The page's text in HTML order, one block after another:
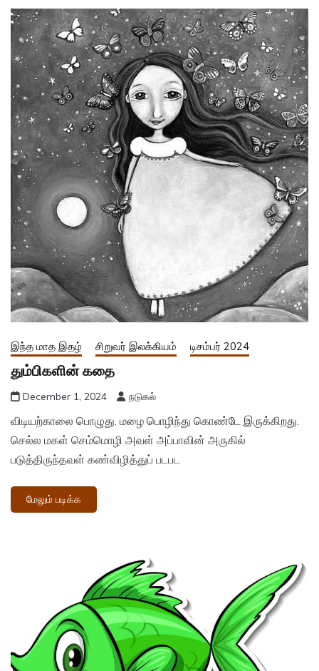
இந்த மாத இதழ் சிறுவர் இலக்கியம் டிசம்பர் 2024
தும்பிகளின் கதை
December 1, 2024 நடுகல்
விடியற்காலை பொழுது. மழை பொழிந்து கொண்டே இருக்கிறது.
செல்ல மகள் செம்மொழி அவள் அப்பாவின் அருகில்
படுத்திருந்தவள் கண்விழித்துப் படபட
மேலும் படிக்க